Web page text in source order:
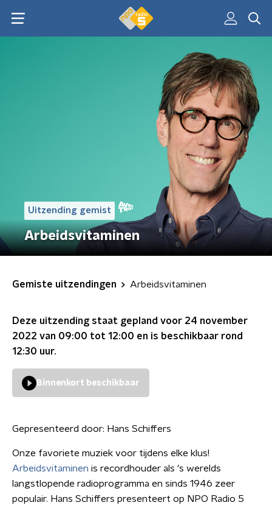
Uitzending gemist
Arbeidsvitaminen
Gemiste uitzendingen Arbeidsvitaminen
Deze uitzending staat gepland voor 24 november
2022 van 09:00 tot 12:00 en is beschikbaar rond
12:30 uur.
Binnenkort beschikbaar
Gepresenteerd door: Hans Schiffers
Onze favoriete muziek voor tijdens elke klus!
Arbeidsvitaminen is recordhouder als 's werelds
langstlopende radioprogramma en sinds 1946 zeer
populair. Hans Schiffers presenteert op NPO Radio 5